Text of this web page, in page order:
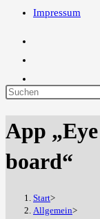
Impressum
Diese
durchsuchen
App
board“
Start>
Allgemein>